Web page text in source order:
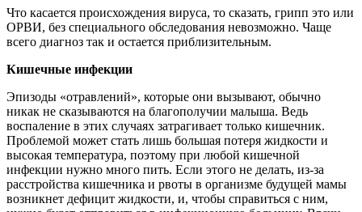
Что касается происхождения вируса, то сказать, грипп это или
ОРВИ, без специального обследования невозможно. Чаще
всего диагноз так и остается приблизительным.
Кишечные инфекции
Эпизоды «отравлений», которые они вызывают, обычно
никак не сказываются на благополучии малыша. Ведь
воспаление в этих случаях затрагивает только кишечник.
Проблемой может стать лишь большая потеря жидкости и
высокая температура, поэтому при любой кишечной
инфекции нужно много пить. Если этого не делать, из-за
расстройства кишечника и рвоты в организме будущей мамы
возникнет дефицит жидкости, и, чтобы справиться с ним,